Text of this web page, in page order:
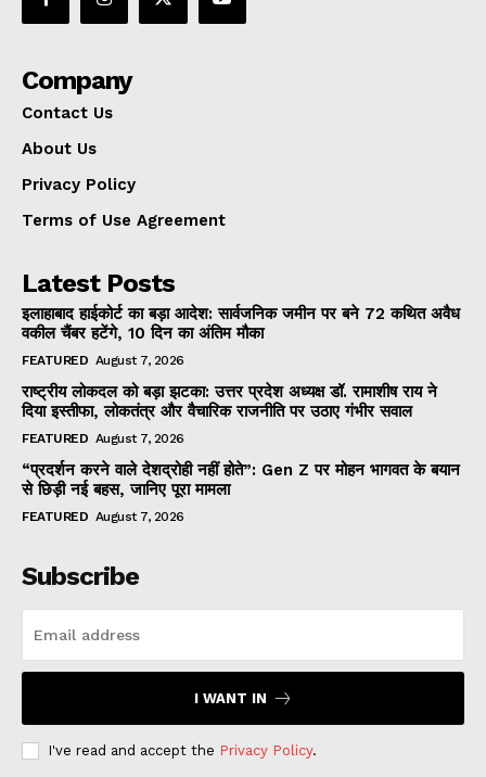
Company
Contact Us
About Us
Privacy Policy
Terms of Use Agreement
Latest Posts
इलाहाबाद हाईकोर्ट का बड़ा आदेश: सार्वजनिक जमीन पर बने 72 कथित अवैध
वकील चैंबर हटेंगे, 10 दिन का अंतिम मौका
FEATURED August 7, 2026
राष्ट्रीय लोकदल को बड़ा झटका: उत्तर प्रदेश अध्यक्ष डॉ. रामाशीष राय ने
दिया इस्तीफा, लोकतंत्र और वैचारिक राजनीति पर उठाए गंभीर सवाल
FEATURED August 7, 2026
“प्रदर्शन करने वाले देशद्रोही नहीं होते”: Gen Z पर मोहन भागवत के बयान
से छिड़ी नई बहस, जानिए पूरा मामला
FEATURED August 7, 2026
Subscribe
I WANT IN
I've read and accept the Privacy Policy.